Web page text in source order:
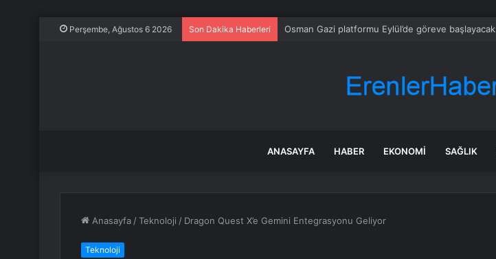
Perşembe, Ağustos 6 2026 Son Dakika Haberleri Emniyet’ten UYUMA çağrısı
ANASAYFA HABER EKONOMI SAĞLIK
Anasayfa /Teknoloji / Dragon Quest X’e Gemini Entegrasyonu Geliyor
Teknoloji